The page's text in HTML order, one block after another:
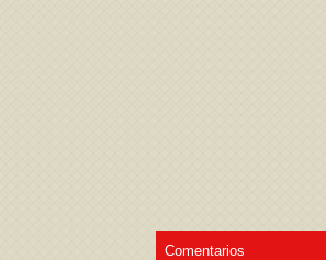
Comentarios